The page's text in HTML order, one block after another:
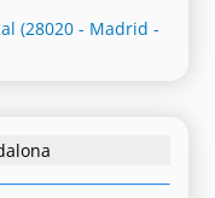
(28020 - Madrid -